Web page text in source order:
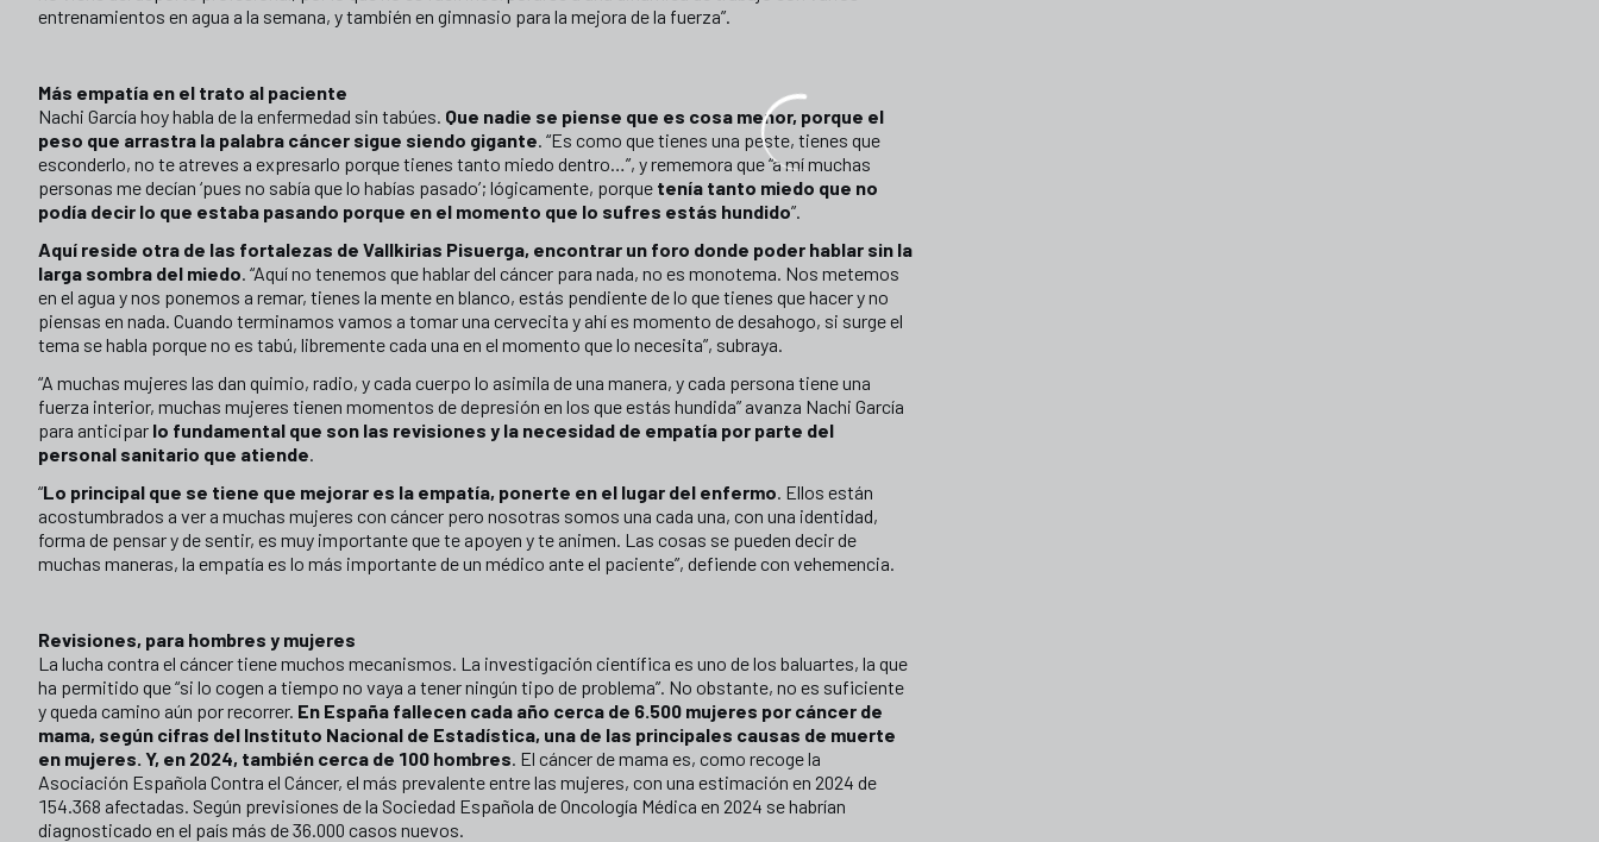
entrenamientos en agua a la semana, y también en gimnasio para la mejora de la fuerza”.
Más empatía en el trato al paciente
Nachi García hoy habla de la enfermedad sin tabúes. Que nadie se piense que es cosa menor, porque el
peso que arrastra la palabra cáncer sigue siendo gigante. “Es como que tienes una peste, tienes que
esconderlo, no te atreves a expresarlo porque tienes tanto miedo dentro…”, y rememora que “a mí muchas
personas me decían ‘pues no sabía que lo habías pasado’; lógicamente, porque tenía tanto miedo que no
podía decir lo que estaba pasando porque en el momento que lo sufres estás hundido”.
Aquí reside otra de las fortalezas de Vallkirias Pisuerga, encontrar un foro donde poder hablar sin la
larga sombra del miedo. “Aquí no tenemos que hablar del cáncer para nada, no es monotema. Nos metemos
en el agua y nos ponemos a remar, tienes la mente en blanco, estás pendiente de lo que tienes que hacer y no
piensas en nada. Cuando terminamos vamos a tomar una cervecita y ahí es momento de desahogo, si surge el
tema se habla porque no es tabú, libremente cada una en el momento que lo necesita”, subraya.
“A muchas mujeres las dan quimio, radio, y cada cuerpo lo asimila de una manera, y cada persona tiene una
fuerza interior, muchas mujeres tienen momentos de depresión en los que estás hundida” avanza Nachi García
para anticipar lo fundamental que son las revisiones y la necesidad de empatía por parte del
personal sanitario que atiende.
“Lo principal que se tiene que mejorar es la empatía, ponerte en el lugar del enfermo. Ellos están
acostumbrados a ver a muchas mujeres con cáncer pero nosotras somos una cada una, con una identidad,
forma de pensar y de sentir, es muy importante que te apoyen y te animen. Las cosas se pueden decir de
muchas maneras, la empatía es lo más importante de un médico ante el paciente”, defiende con vehemencia.
Revisiones, para hombres y mujeres
La lucha contra el cáncer tiene muchos mecanismos. La investigación científica es uno de los baluartes, la que
ha permitido que “si lo cogen a tiempo no vaya a tener ningún tipo de problema”. No obstante, no es suficiente
y queda camino aún por recorrer. En España fallecen cada año cerca de 6.500 mujeres por cáncer de
mama, según cifras del Instituto Nacional de Estadística, una de las principales causas de muerte
en mujeres. Y, en 2024, también cerca de 100 hombres. El cáncer de mama es, como recoge la
Asociación Española Contra el Cáncer, el más prevalente entre las mujeres, con una estimación en 2024 de
154.368 afectadas. Según previsiones de la Sociedad Española de Oncología Médica en 2024 se habrían
diagnosticado en el país más de 36.000 casos nuevos.